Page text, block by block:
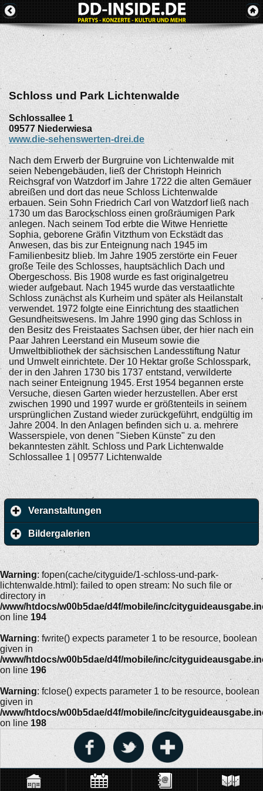
Schloss und Park Lichtenwalde
Schlossallee 1
09577 Niederwiesa
www.die-sehenswerten-drei.de
Nach dem Erwerb der Burgruine von Lichtenwalde mit
seien Nebengebäuden, ließ der Christoph Heinrich
Reichsgraf von Watzdorf im Jahre 1722 die alten Gemäuer
abreißen und dort das neue Schloss Lichtenwalde
erbauen. Sein Sohn Friedrich Carl von Watzdorf ließ nach
1730 um das Barockschloss einen großräumigen Park
anlegen. Nach seinem Tod erbte die Witwe Henriette
Sophia, geborene Gräfin Vitzthum von Eckstädt das
Anwesen, das bis zur Enteignung nach 1945 im
Familienbesitz blieb. Im Jahre 1905 zerstörte ein Feuer
große Teile des Schlosses, hauptsächlich Dach und
Obergeschoss. Bis 1908 wurde es fast originalgetreu
wieder aufgebaut. Nach 1945 wurde das verstaatlichte
Schloss zunächst als Kurheim und später als Heilanstalt
verwendet. 1972 folgte eine Einrichtung des staatlichen
Gesundheitswesens. Im Jahre 1990 ging das Schloss in
den Besitz des Freistaates Sachsen über, der hier nach ein
Paar Jahren Leerstand ein Museum sowie die
Umweltbibliothek der sächsischen Landesstiftung Natur
und Umwelt einrichtete. Der 10 Hektar große Schlosspark,
der in den Jahren 1730 bis 1737 entstand, verwilderte
nach seiner Enteignung 1945. Erst 1954 begannen erste
Versuche, diesen Garten wieder herzustellen. Aber erst
zwischen 1990 und 1997 wurde er größtenteils in seinem
ursprünglichen Zustand wieder zurückgeführt, endgültig im
Jahre 2004. In den Anlagen befinden sich u. a. mehrere
Wasserspiele, von denen "Sieben Künste" zu den
bekanntesten zählt. Schloss und Park Lichtenwalde
Schlossallee 1 | 09577 Lichtenwalde
Veranstaltungen
Bildergalerien
Warning: fopen(cache/cityguide/1-schloss-und-park-
lichtenwalde.html): failed to open stream: No such file or
directory in
/www/htdocs/w00b5dae/d4f/mobile/inc/
on line 194
Warning: fwrite() expects parameter 1 to be resource, boolean
given in
/www/htdocs/w00b5dae/d4f/mobile/inc/
on line 196
Warning: fclose() expects parameter 1 to be resource, boolean
given in
/www/htdocs/w00b5dae/d4f/mobile/inc/
on line 198